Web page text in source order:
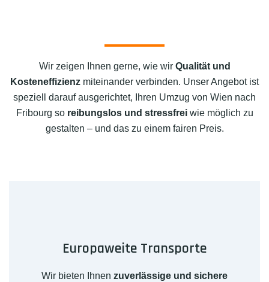
Wir zeigen Ihnen gerne, wie wir Qualität und
Kosteneffizienz miteinander verbinden. Unser Angebot ist
speziell darauf ausgerichtet, Ihren Umzug von Wien nach
Fribourg so reibungslos und stressfreiwie möglich zu
gestalten – und das zu einem fairen Preis.
Europaweite Transporte
Wir bieten Ihnen zuverlässige und sichere